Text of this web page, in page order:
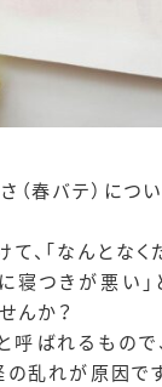
（春バテ）につ
、「なんとなく
寝つきが悪い
んか？
呼ばれるもので
の乱れが原因で